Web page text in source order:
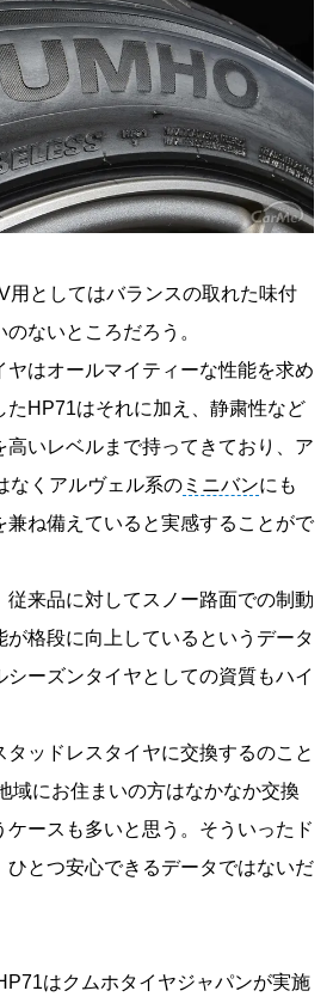
用としてはバランスの取れた味付
ないところだろう。
ヤはオールマイティーな性能を求め
たHP71はそれに加え、静粛性など
高いレベルまで持ってきており、ア
なくアルヴェル系の ミニバンにも
兼ね備えていると実感することがで
従来品に対してスノー路面での制動
が格段に向上しているというデータ
シーズンタイヤとしての資質もハイ
タッドレスタイヤに交換するのこと
域にお住まいの方はなかなか交換
ケースも多いと思う。そういったド
ひとつ安心できるデータではないだ
はクムホタイヤジャパンが実施